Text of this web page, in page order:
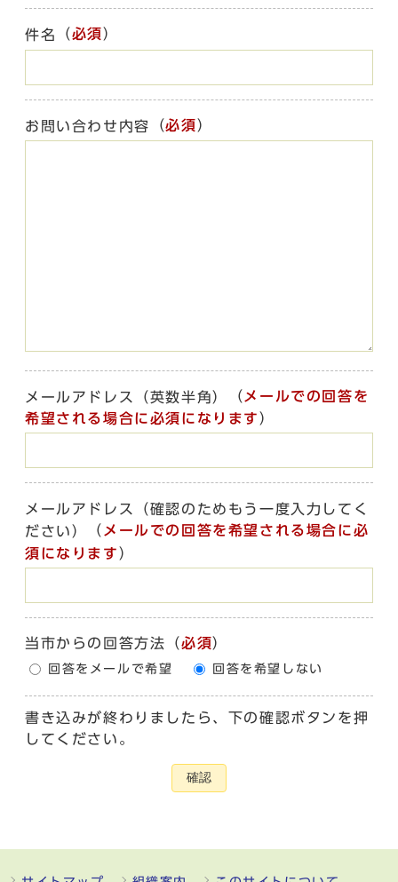
件名 （必須）
お問い合わせ内容 （必須）
メールアドレス（英数半角） （ メールでの回答を
希望される場合に必須になります ）
メールアドレス（確認のためもう一度入力してく
ださい）
（ メールでの回答を希望される場合に必
須になります ）
当市からの回答方法 （必須）
回答をメールで希望 回答を希望しない
書き込みが終わりましたら、下の確認ボタンを押
してください。
確認